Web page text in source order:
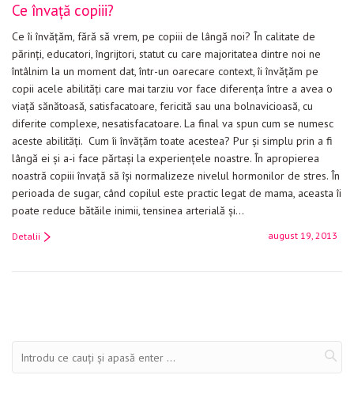
Anunțuri
Contact
Ce învaţă copiii?
Ce îi învăţăm, fără să vrem, pe copiii de lângă noi? În calitate de
părinţi, educatori, îngrijtori, statut cu care majoritatea dintre noi ne
întâlnim la un moment dat, într-un oarecare context, îi învăţăm pe
copii acele abilităţi care mai tarziu vor face diferenţa între a avea o
viaţă sănătoasă, satisfacatoare, fericită sau una bolnavicioasă, cu
diferite complexe, nesatisfacatoare. La final va spun cum se numesc
aceste abilităţi. Cum îi învăţăm toate acestea? Pur şi simplu prin a fi
lângă ei şi a-i face părtaşi la experienţele noastre. În apropierea
noastră copiii învaţă să îşi normalizeze nivelul hormonilor de stres. În
perioada de sugar, când copilul este practic legat de mama, aceasta îi
poate reduce bătăile inimii, tensinea arterială şi…
august 19, 2013
Detalii